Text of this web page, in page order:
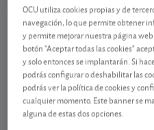
Lea nuestro consejo.
Contenido
Gestiona tu
experta
OCU utiliza cookies propias y de
navegación, lo que permite obtener
y permite mejorar nuestra página
botón "Aceptar todas las cookies"
y solo entonces se implantarán. Si
podrás configurar o deshabilitar las
podrás ver la política de cookies y
cualquier momento. Este banner se
alguna de estas dos opciones.